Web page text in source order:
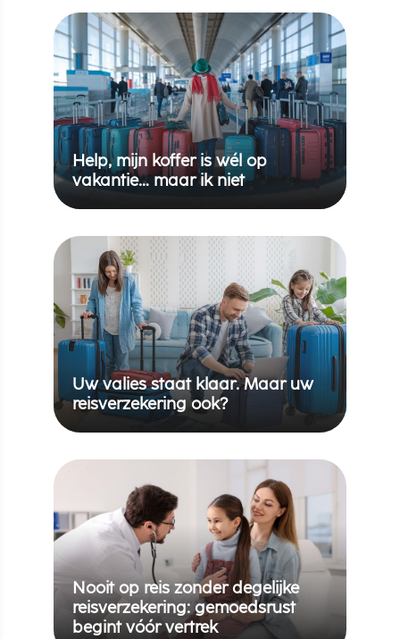
Help, mijn koffer is wél op
vakantie… maar ik niet
Uw valies staat klaar. Maar uw
reisverzekering ook?
Nooit op reis zonder degelijke
reisverzekering: gemoedsrust
begint vóór vertrek